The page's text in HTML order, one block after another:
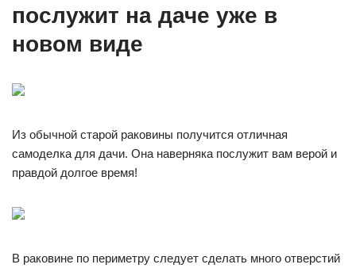
послужит на даче уже в
новом виде
Из обычной старой раковины получится отличная
самоделка для дачи. Она наверняка послужит вам верой и
правдой долгое время!
В раковине по периметру следует сделать много отверстий